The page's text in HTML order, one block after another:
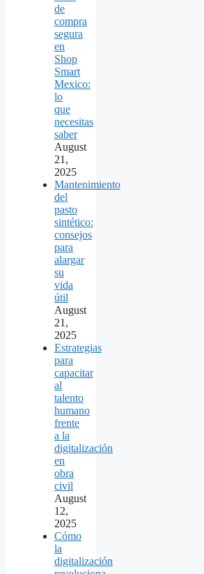
de
compra
segura
en
Shop
Smart
Mexico:
lo
que
necesitas
saber
August
21,
2025
Mantenimiento
del
pasto
sintético:
consejos
para
alargar
su
vida
útil
August
21,
2025
Estrategias
para
capacitar
al
talento
humano
frente
a la
digitalización
en
obra
civil
August
12,
2025
Cómo
la
digitalización